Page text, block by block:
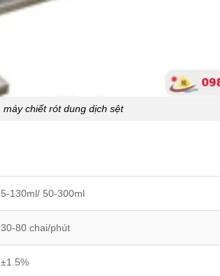
máy chiết rót dung dịch sệt
5-130ml/ 50-300ml
30-80 chai/phút
±1.5%